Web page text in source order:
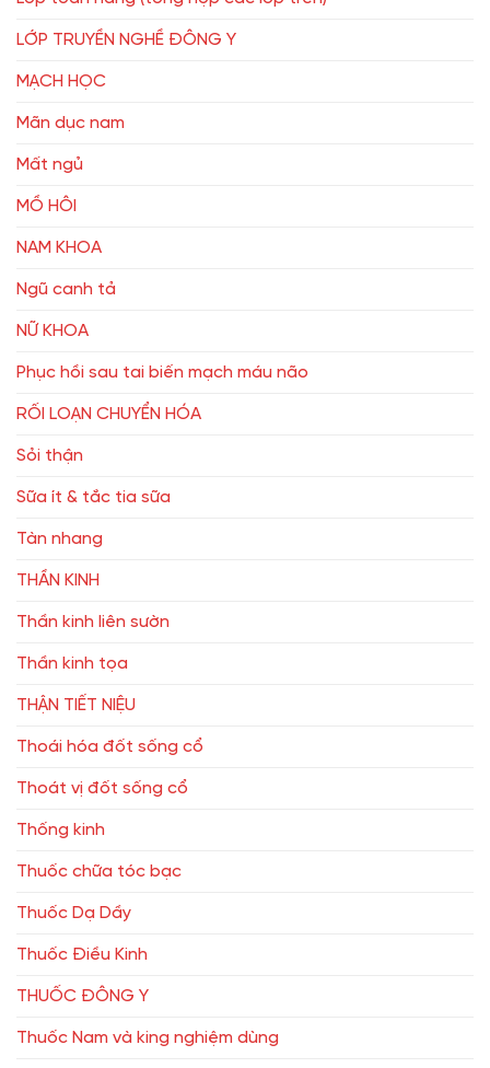
LỚP TRUYỀN NGHỀ ĐÔNG Y
MẠCH HỌC
Mãn dục nam
Mất ngủ
MỒ HÔI
NAM KHOA
Ngũ canh tả
NỮ KHOA
Phục hồi sau tai biến mạch máu não
RỐI LOẠN CHUYỂN HÓA
Sỏi thận
Sữa ít & tắc tia sữa
Tàn nhang
THẦN KINH
Thần kinh liên sườn
Thần kinh tọa
THẬN TIẾT NIỆU
Thoái hóa đốt sống cổ
Thoát vị đốt sống cổ
Thống kinh
Thuốc chữa tóc bạc
Thuốc Dạ Dầy
Thuốc Điều Kinh
THUỐC ĐÔNG Y
Thuốc Nam và king nghiệm dùng